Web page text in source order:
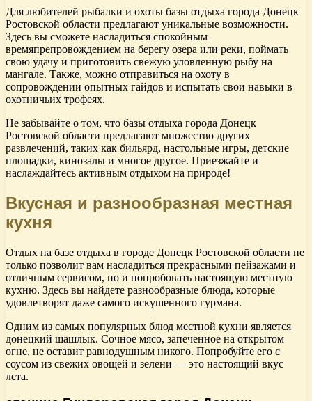
Для любителей рыбалки и охоты базы отдыха города Донецк
Ростовской области предлагают уникальные возможности.
Здесь вы сможете насладиться спокойным
времяпрепровождением на берегу озера или реки, поймать
свою удачу и приготовить свежую уловленную рыбу на
мангале. Также, можно отправиться на охоту в
сопровождении опытных гайдов и испытать свои навыки в
охотничьих трофеях.
Не забывайте о том, что базы отдыха города Донецк
Ростовской области предлагают множество других
развлечений, таких как бильярд, настольные игры, детские
площадки, кинозалы и многое другое. Приезжайте и
наслаждайтесь активным отдыхом на природе!
Вкусная и разнообразная местная
кухня
Отдых на базе отдыха в городе Донецк Ростовской области не
только позволит вам насладиться прекрасными пейзажами и
отличным сервисом, но и попробовать настоящую местную
кухню. Здесь вы найдете разнообразные блюда, которые
удовлетворят даже самого искушенного гурмана.
Одним из самых популярных блюд местной кухни является
донецкий шашлык. Сочное мясо, запеченное на открытом
огне, не оставит равнодушным никого. Попробуйте его с
соусом из свежих овощей и зелени — это настоящий вкус
лета.